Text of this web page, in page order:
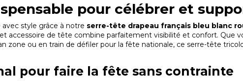
pour célébrer et
style grâce à notre serre-tête drapeau français bleu blanc
accessoire de tête combine parfaitement visibilité et confort. Que
zone ou en train de défiler pour la fête nationale, ce serre-tête
pour faire la fête sans contrainte